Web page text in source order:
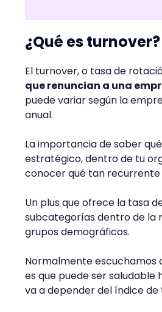
¿Qué es turnover?
El turnover, o tasa de
que renuncian a una
puede variar según la
anual.
La importancia de saber
estratégico, dentro de tu
conocer qué tan
Un plus que ofrece la tasa
subcategorías dentro de la
grupos demográficos.
Normalmente escuchamos
es que puede ser
va a depender del índice de